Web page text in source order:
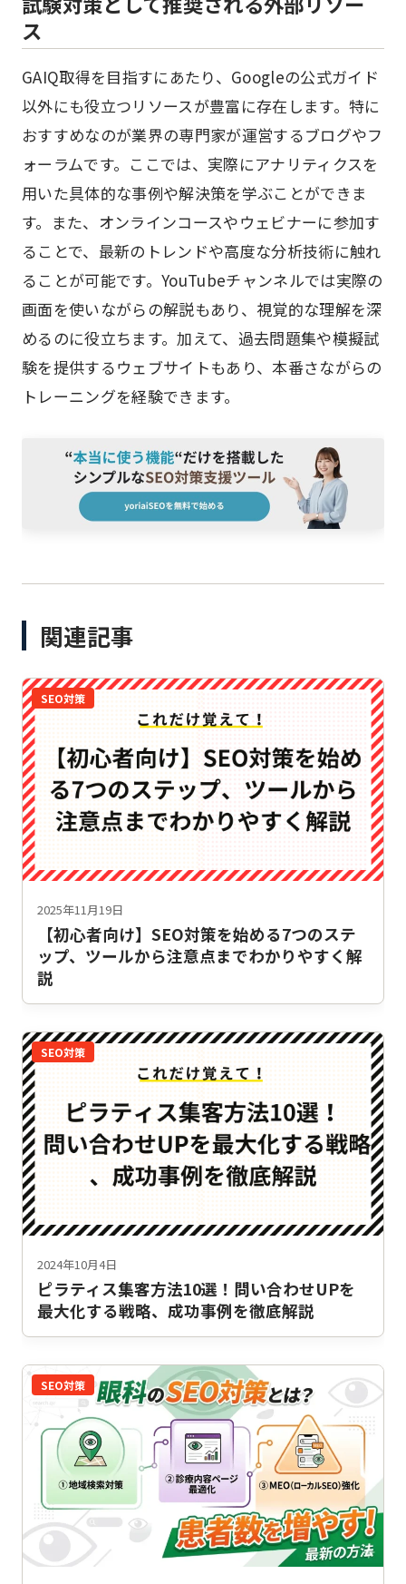
ス
GAIQ取得を目指すにあたり、Googleの公式ガイド
以外にも役立つリソースが豊富に存在します。特に
おすすめなのが業界の専門家が運営するブログやフ
ォーラムです。ここでは、実際にアナリティクスを
用いた具体的な事例や解決策を学ぶことができま
す。また、オンラインコースやウェビナーに参加す
ることで、最新のトレンドや高度な分析技術に触れ
ることが可能です。YouTubeチャンネルでは実際の
画面を使いながらの解説もあり、視覚的な理解を深
めるのに役立ちます。加えて、過去問題集や模擬試
験を提供するウェブサイトもあり、本番さながらの
トレーニングを経験できます。
関連記事
SEO対策
2025年11月19日
【初心者向け】SEO対策を始める7つのステ
ップ、ツールから注意点までわかりやすく解
説
SEO対策
2024年10月4日
ピラティス集客方法10選！問い合わせUPを
最大化する戦略、成功事例を徹底解説
SEO対策